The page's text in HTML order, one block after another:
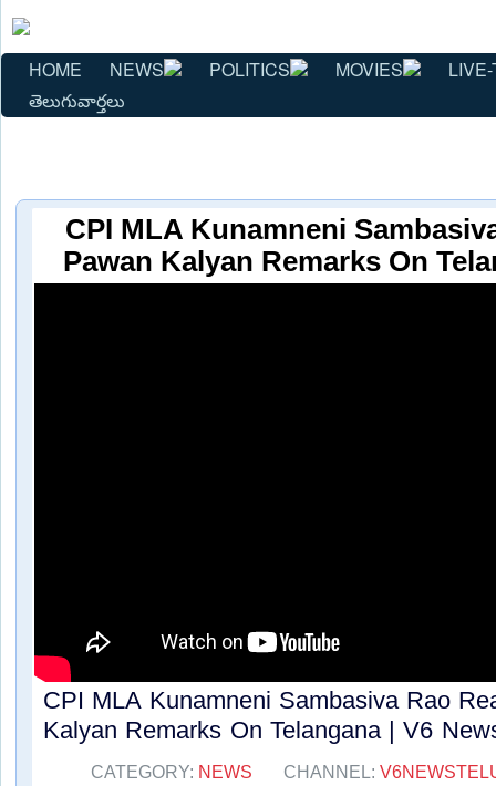
HOME NEWS POLITICS MOVIES
తెలుగువార్తలు
CPI MLA Kunamneni
Pawan Kalyan Remarks On
CPI MLA Kunamneni Sambasiva Rao
Kalyan Remarks On Telangana | V6
CATEGORY: NEWS CHANNEL: